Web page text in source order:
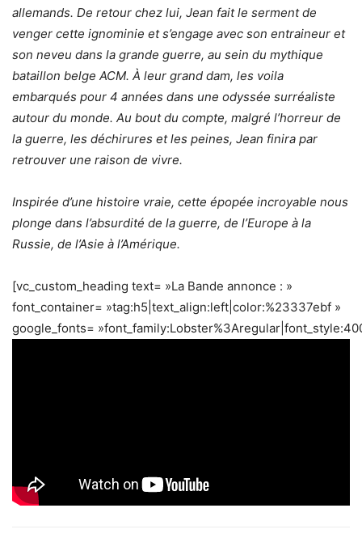
allemands. De retour chez lui, Jean fait le serment de
venger cette ignominie et s’engage avec son entraineur et
son neveu dans la grande guerre, au sein du mythique
bataillon belge ACM. À leur ​grand dam, les voila
embarqués pour 4 années dans une odyssée surréaliste
autour du monde. Au bout du compte, malgré l’horreur de
la guerre, les déchirures et les peines, Jean finira par
retrouver une raison de vivre.
Inspirée d’une histoire vraie, cette épopée incroyable nous
plonge dans l’absurdité de la guerre, de l’Europe à la
Russie, de l’Asie à l’Amérique.
[vc_custom_heading text= »La Bande annonce : »
font_container= »tag:h5|text_align:left|color:%23337ebf »
google_fonts=